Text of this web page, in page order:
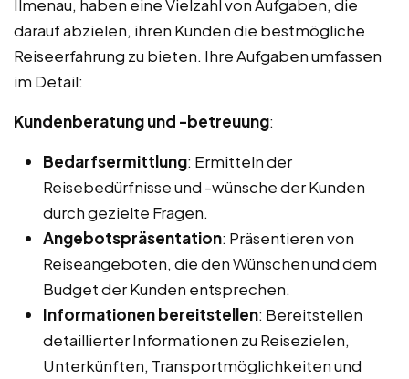
Ilmenau, haben eine Vielzahl von Aufgaben, die
darauf abzielen, ihren Kunden die bestmögliche
Reiseerfahrung zu bieten. Ihre Aufgaben umfassen
im Detail:
Kundenberatung und -betreuung:
Bedarfsermittlung: Ermitteln der
Reisebedürfnisse und -wünsche der Kunden
durch gezielte Fragen.
Angebotspräsentation: Präsentieren von
Reiseangeboten, die den Wünschen und dem
Budget der Kunden entsprechen.
Informationen bereitstellen: Bereitstellen
detaillierter Informationen zu Reisezielen,
Unterkünften, Transportmöglichkeiten und